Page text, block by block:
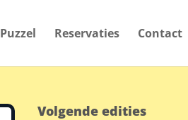
Puzzel Reservaties Contact
Volgende edities